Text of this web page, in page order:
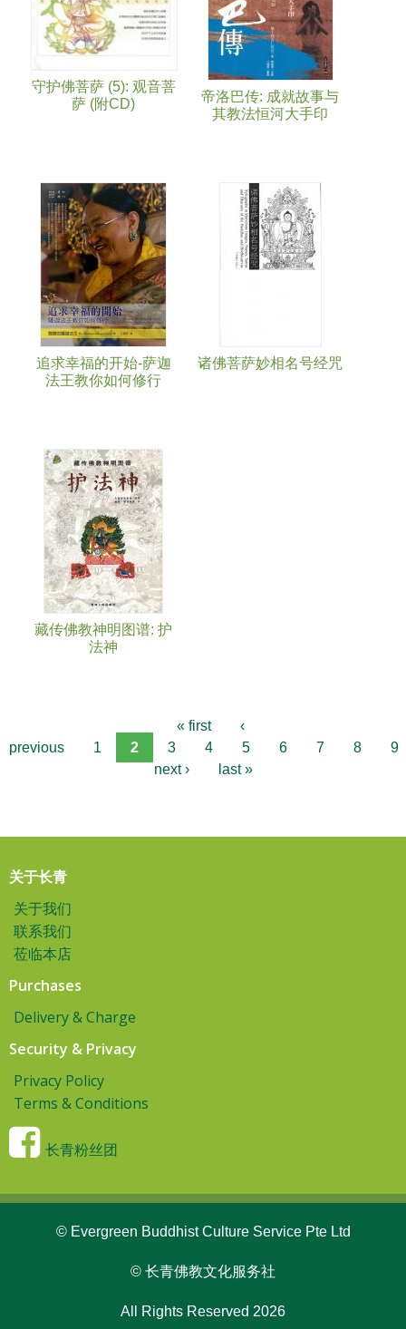
守护佛菩萨 (5): 观音菩
萨 (附CD)
帝洛巴传: 成就故事与
其教法恒河大手印
追求幸福的开始-萨迦
法王教你如何修行
诸佛菩萨妙相名号经咒
藏传佛教神明图谱: 护
法神
« first
‹
previous
1 2 3 4 5 6 7 8
9
next ›
last »
关于长青
关于我们
联系我们
莅临本店
Purchases
Delivery & Charge
Security & Privacy
Privacy Policy
Terms & Conditions
长青粉丝团
© Evergreen Buddhist Culture Service Pte Ltd
© 长青佛教文化服务社
All Rights Reserved 2026